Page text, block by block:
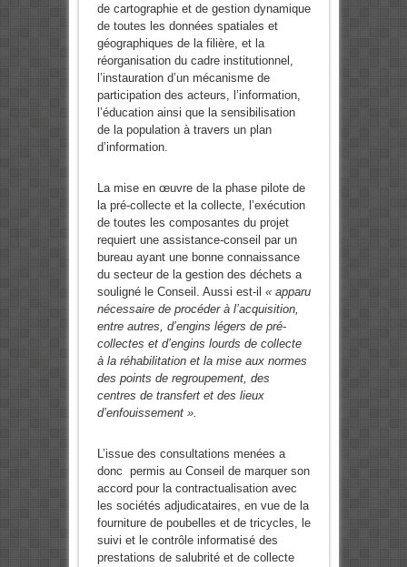
de cartographie et de gestion dynamique
de toutes les données spatiales et
géographiques de la filière, et la
réorganisation du cadre institutionnel,
l’instauration d’un mécanisme de
participation des acteurs, l’information,
l’éducation ainsi que la sensibilisation
de la population à travers un plan
d’information.
La mise en œuvre de la phase pilote de
la pré-collecte et la collecte, l’exécution
de toutes les composantes du projet
requiert une assistance-conseil par un
bureau ayant une bonne connaissance
du secteur de la gestion des déchets a
souligné le Conseil. Aussi est-il « apparu
nécessaire de procéder à l’acquisition,
entre autres, d’engins légers de pré-
collectes et d’engins lourds de collecte
à la réhabilitation et la mise aux normes
des points de regroupement, des
centres de transfert et des lieux
d’enfouissement ».
L’issue des consultations menées a
donc permis au Conseil de marquer son
accord pour la contractualisation avec
les sociétés adjudicataires, en vue de la
fourniture de poubelles et de tricycles, le
suivi et le contrôle informatisé des
prestations de salubrité et de collecte